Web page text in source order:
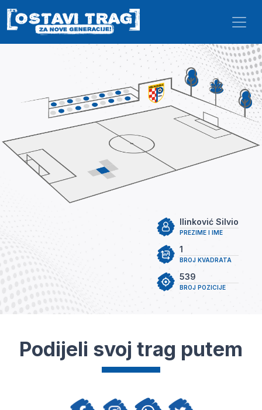
Skip to main content
PREZIME I IME
Ilinković Silvio
BROJ KVADRATA
1
BROJ POZICIJE
539
Podijeli svoj trag putem